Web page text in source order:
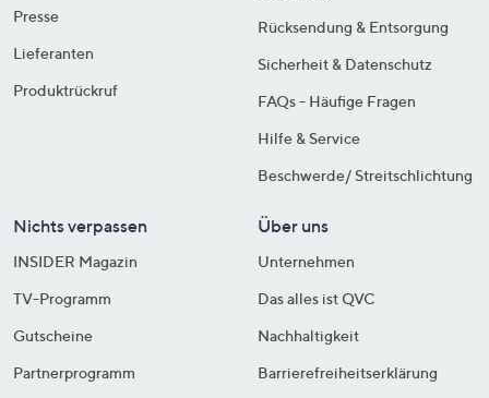
Presse
Lieferanten
Produktrückruf
Rücksendung & Entsorgung
Sicherheit & Datenschutz
FAQs - Häufige Fragen
Hilfe & Service
Beschwerde/ Streitschlichtung
Nichts verpassen
INSIDER Magazin
TV-Programm
Gutscheine
Partnerprogramm
Über uns
Unternehmen
Das alles ist QVC
Nachhaltigkeit
Barrierefreiheitserklärung